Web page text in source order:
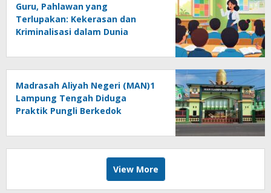
Guru, Pahlawan yang
Terlupakan: Kekerasan dan
Kriminalisasi dalam Dunia
Madrasah Aliyah Negeri (MAN)1
Lampung Tengah Diduga
Praktik Pungli Berkedok
Faktanya …!!!
View More